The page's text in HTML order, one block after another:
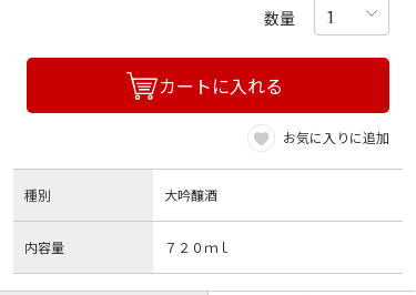
数量
カートに入れる
お気に入りに追加
種別 大吟醸酒
内容量 ７２０ｍｌ